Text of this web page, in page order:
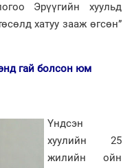
Эрүүгийн хуульд
хатуу зааж өгсөн”
гай болсон юм
Үндсэн
хуулийн 25
жилийн ойн